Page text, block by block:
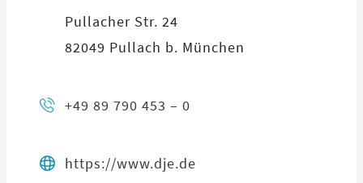
Pullacher Str. 24
82049 Pullach b. München
+49 89 790 453 – 0
https://www.dje.de